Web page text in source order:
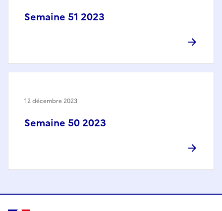
Semaine 51 2023
Semaine 50 2023
12 décembre 2023